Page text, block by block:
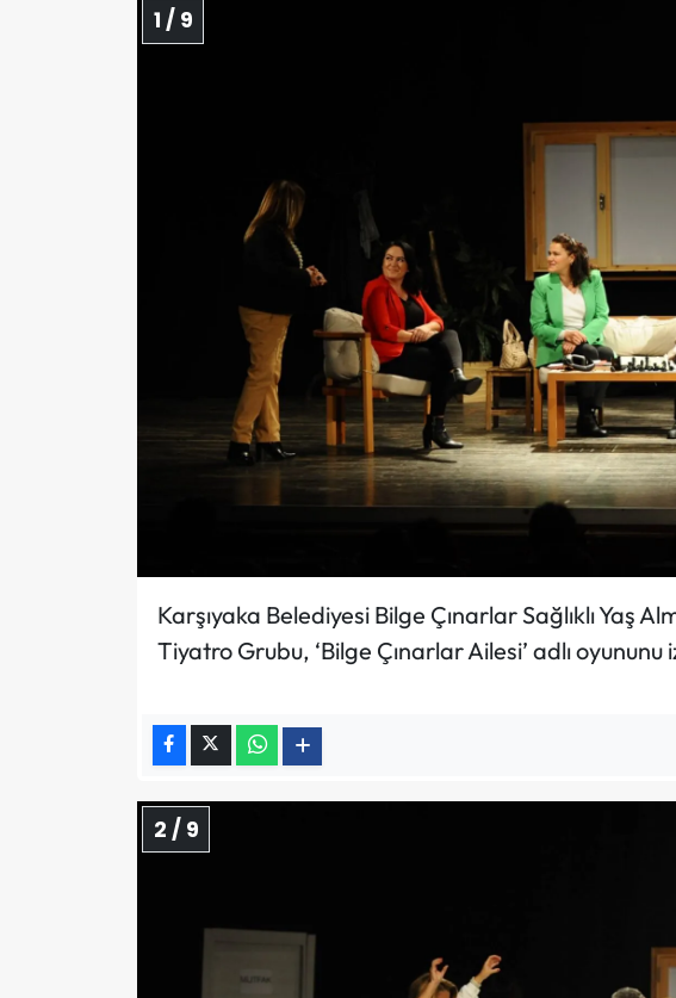
1 / 9
Karşıyaka Belediyesi Bilge Çınarlar Sağlıklı Yaş
Tiyatro Grubu, ‘Bilge Çınarlar Ailesi’ adlı
2 / 9